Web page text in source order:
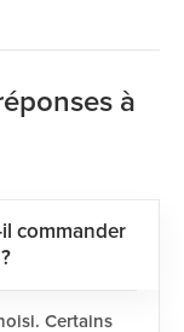
à
commander
Certains